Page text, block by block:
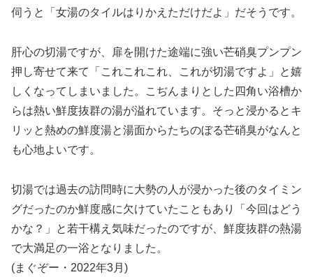
伺うと「女湯のタイルはりかえただけだよ」だそうです。
肝心の切湯ですが、扉を開けた途端に強い芒硝臭プンプン
押し寄せて来て「これこれこれ、これが切湯ですよ」と嬉
しくなってしまいました。こぢんまりとした四角い浴槽か
らは熱い鮮度抜群の湯が溢れています。そっと浸かるとキ
リッと熱めの鮮度湯と湯面からたちのぼる芒硝臭がなんと
も心地よいです。
切湯では過去の訪問時に大勢の人が浸かった後のタイミン
グだったのか鮮度感に欠けていたこともあり「今回はどう
かな？」と若干構え気味だったのですが、鮮度抜群の熱湯
で大満足の一浴となりました。
(まぐぞー・2022年3月)